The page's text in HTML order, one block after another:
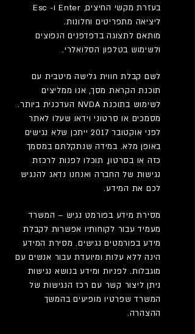
בעזרת מקשי החיצים, Enter ו- Esc
ליציאה מתפריטים וחלונות.
מותאם לתצוגה בדפדפנים הנפוצים
ולשימוש בטלפון הסלואלרי.
לשם קבלת חווית גלישה מיטבית עם
תוכנת הקראת מסך, אנו ממליצים
לשימוש בתוכנת NVDA העדכנית ביותר.
מסמכים או סרטוני וידאו שעלו לאתר
לפני אוקטובר 2017 ייתכן שלא נגישים
באופן מלא. במידה שנתקלתם במסמך
כזה או בסרטון, תוכלו לפנות לרכזת
נגישות של החברה ואנחנו נדאג להנגיש
לכם את המידע.
מסירת מידע בפורמט נגיש – המשרד
מעמיד עבור לקוחותיו אפשרות לקבלת
מידע בפורמטים נגישים. מסירת המידע
הינה ללא עלות ומיועדת עבור אנשים עם
מוגבלות. לפניות ומידע בנושא נגישות
ניתן ליצור קשר עם רכז הנגישות של
המשרד שפרטיו מופיעים בהמשך
ההצהרה.